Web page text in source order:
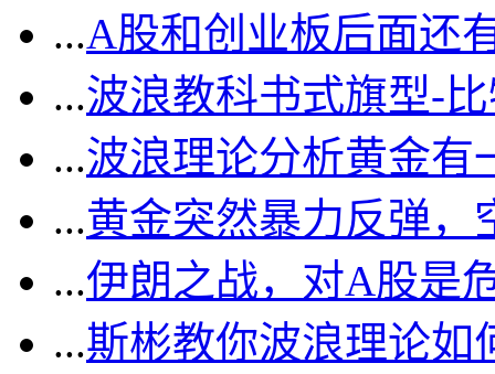
...A股和创业板后面还
...波浪教科书式旗型-
...波浪理论分析黄金有
...黄金突然暴力反弹，
...伊朗之战，对A股是
...斯彬教你波浪理论如